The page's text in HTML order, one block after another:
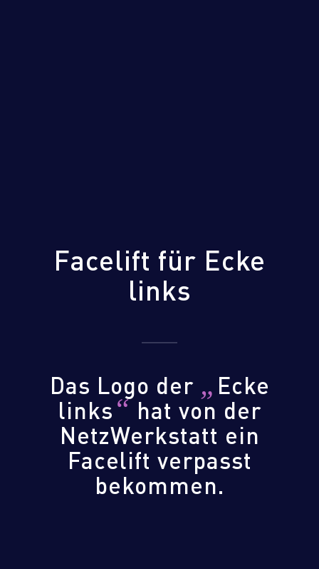
Facelift für Ecke
links
Das Logo der „ Ecke
links“hat von der
NetzWerkstatt ein
Facelift verpasst
bekommen.